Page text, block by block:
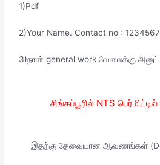
1)Pdf
2)Your Name. Contact no :
3)நான் general work வேலைக்கு
சிங்கப்பூரில் NTS
இதற்கு தேவையான ஆவணங்கள்